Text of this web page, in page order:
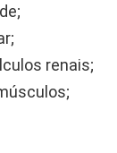
renais;